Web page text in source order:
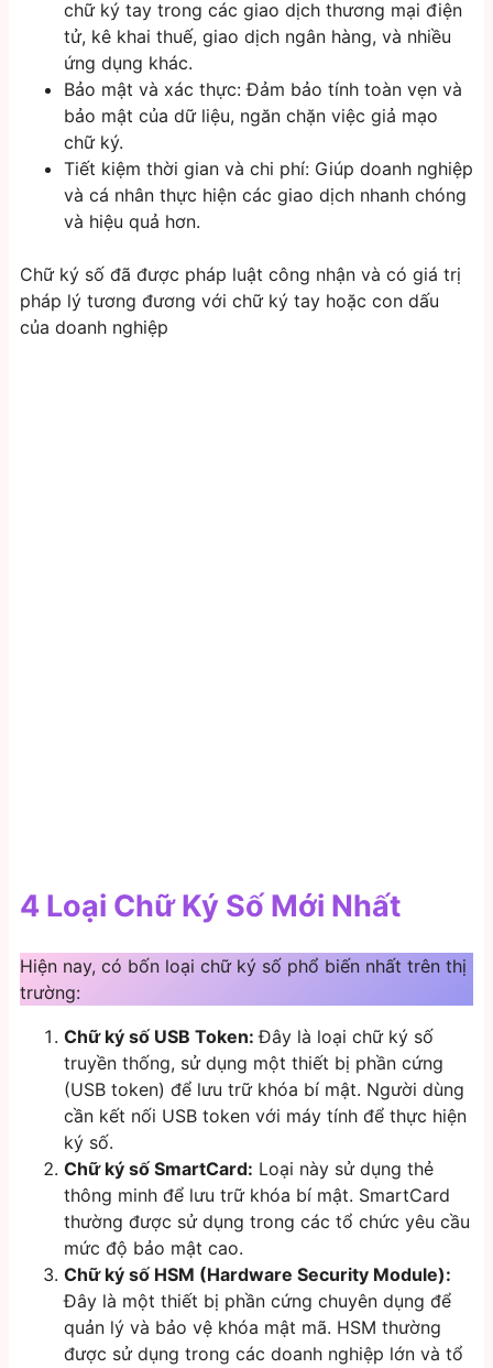
chữ ký tay trong các giao dịch thương mại điện
tử, kê khai thuế, giao dịch ngân hàng, và nhiều
ứng dụng khác.
Bảo mật và xác thực: Đảm bảo tính toàn vẹn và
bảo mật của dữ liệu, ngăn chặn việc giả mạo
chữ ký.
Tiết kiệm thời gian và chi phí: Giúp doanh nghiệp
và cá nhân thực hiện các giao dịch nhanh chóng
và hiệu quả hơn.
Chữ ký số đã được pháp luật công nhận và có giá trị
pháp lý tương đương với chữ ký tay hoặc con dấu
của doanh nghiệp
4 Loại Chữ Ký Số Mới Nhất
Hiện nay, có bốn loại chữ ký số phổ biến nhất trên thị
trường:
Chữ ký số USB Token:Đây là loại chữ ký số
truyền thống, sử dụng một thiết bị phần cứng
(USB token) để lưu trữ khóa bí mật. Người dùng
cần kết nối USB token với máy tính để thực hiện
ký số.
Chữ ký số SmartCard: Loại này sử dụng thẻ
thông minh để lưu trữ khóa bí mật. SmartCard
thường được sử dụng trong các tổ chức yêu cầu
mức độ bảo mật cao.
Chữ ký số HSM (Hardware Security Module):
Đây là một thiết bị phần cứng chuyên dụng để
quản lý và bảo vệ khóa mật mã. HSM thường
được sử dụng trong các doanh nghiệp lớn và tổ